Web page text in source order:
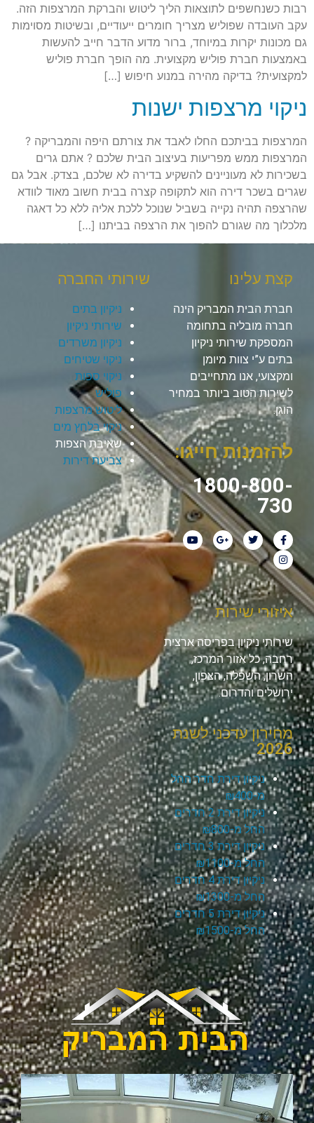
רבות כשנחשפים לתוצאות הליך ליטוש והברקת המרצפות הזה.
עקב העובדה שפוליש מצריך חומרים ייעודיים, ובשיטות מסוימות
גם מכונות יקרות במיוחד, ברור מדוע הדבר חייב להעשות
באמצעות חברת פוליש מקצועית. מה הופך חברת פוליש
למקצועית? בדיקה מהירה במנוע חיפוש […]
ניקוי מרצפות ישנות
המרצפות בביתכם החלו לאבד את צורתם היפה והמבריקה ?
המרצפות ממש מפריעות בעיצוב הבית שלכם ? אתם גרים
בשכירות לא מעוניינים להשקיע בדירה לא שלכם, בצדק. אבל גם
שגרים בשכר דירה הוא לתקופה קצרה בבית חשוב מאוד לוודא
שהרצפה תהיה נקייה בשביל שנוכל ללכת אליה ללא כל דאגה
מלכלוך מה שגורם להפוך את הרצפה בביתנו […]
קצת עלינו
חברת הבית המבריק הינה
חברה מובליה בתחומה
המספקת שירותי ניקיון
בתים ע”י צוות מיומן
ומקצועי, אנו מתחייבים
לשירות הטוב ביותר במחיר
הוגן.
להזמנות חייגו:
1800-800-
730
שירותי החברה
ניקיון בתים
שירותי ניקיון
ניקיון משרדים
ניקוי שטיחים
ניקוי ספות
פוליש
ליטוש מרצפות
ניקוי בלחץ מים
שאיבת הצפות
צביעת דירות
איזורי שירות
שירותי ניקיון בפריסה ארצית
רחבה, כל אזור המרכז,
השרון, השפלה, הצפון,
ירושלים והדרום.
מחירון עדכני לשנת
2026
ניקיון דירת חדר החל
מ-₪400
ניקיון דירת 2 חדרים
החל מ-₪800
ניקיון דירת 3 חדרים
החל מ-₪1100
ניקיון דירת 4 חדרים
החל מ-₪1300
ניקיון דירת 5 חדרים
החל מ-₪1500